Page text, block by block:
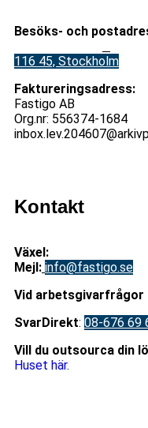
Besöks- och
116 45, Stockholm
Faktureringsadress:
Fastigo AB
Org.nr: 556374-1684
Kontakt
Växel:
Mejl: info@fastigo.se
Vid arbetsgivarfrågor
SvarDirekt: 08-676 69
Vill du outsourca din
Huset här.